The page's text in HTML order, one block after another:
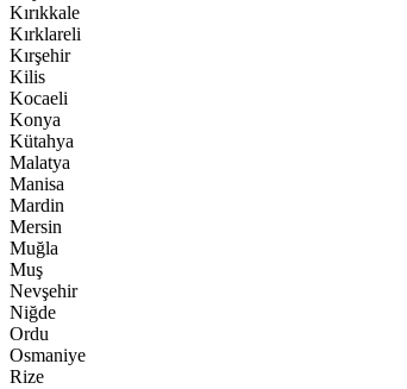
Kırıkkale
Kırklareli
Kırşehir
Kilis
Kocaeli
Konya
Kütahya
Malatya
Manisa
Mardin
Mersin
Muğla
Muş
Nevşehir
Niğde
Ordu
Osmaniye
Rize